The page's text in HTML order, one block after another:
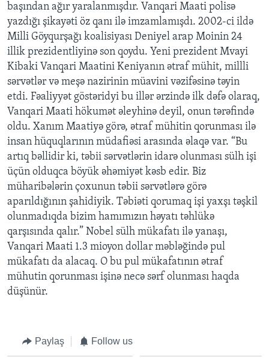
başından ağır yaralanmışdır. Vanqari Maati polisə
yazdığı şikayəti öz qanı ilə imzamlamışdı. 2002-ci ildə
Milli Göyqurşağı koalisiyası Deniyel arap Moinin 24
illik prezidentliyinə son qoydu. Yeni prezident Mvayi
Kibaki Vanqari Maatini Keniyanın ətraf mühit, millli
sərvətlər və meşə nazirinin müavini vəzifəsinə təyin
etdi. Fəaliyyət göstəridyi bu illər ərzində ilk dəfə olaraq,
Vanqari Maati hökumət əleyhinə deyil, onun tərəfində
oldu. Xanım Maatiyə görə, ətraf mühitin qorunması ilə
insan hüquqlarının müdafiəsi arasında əlaqə var. “Bu
artıq bəllidir ki, təbii sərvətlərin idarə olunması sülh işi
üçün olduqca böyük əhəmiyət kəsb edir. Biz
müharibələrin çoxunun təbii sərvətlərə görə
aparıldığının şahidiyik. Təbiəti qorumaq işi yaxşı təşkil
olunmadıqda bizim hamımızın həyatı təhlükə
qarşısında qalır.” Nobel sülh mükafatı ilə yanaşı,
Vanqari Maati 1.3 mioyon dollar məbləğində pul
mükafatı da alacaq. O bu pul mükafatının ətraf
mühutin qorunması işinə necə sərf olunması haqda
düşünür.
Paylaş Follow us